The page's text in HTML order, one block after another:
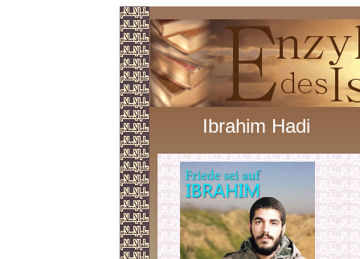
Ibrahim Hadi